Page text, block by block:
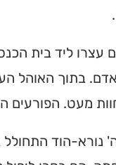
עצרו ליד בית
בתוך האוהל
מעט. הפורעים
נורא-הוד